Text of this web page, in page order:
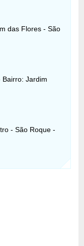
das Flores - São
Bairro: Jardim
- São Roque -